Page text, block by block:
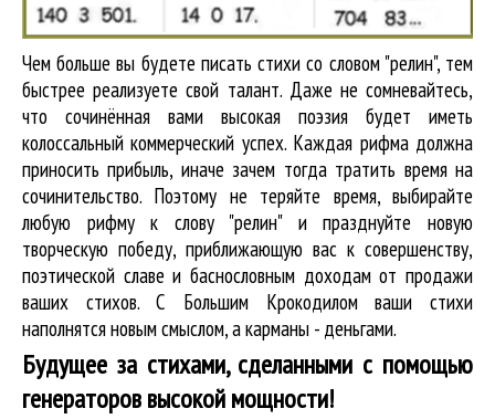
Чем больше вы будете писать стихи со словом "релин", тем
быстрее реализуете свой талант. Даже не сомневайтесь,
что сочинённая вами высокая поэзия будет иметь
колоссальный коммерческий успех. Каждая рифма должна
приносить прибыль, иначе зачем тогда тратить время на
сочинительство. Поэтому не теряйте время, выбирайте
любую рифму к слову "релин" и празднуйте новую
творческую победу, приближающую вас к совершенству,
поэтической славе и баснословным доходам от продажи
ваших стихов. С Большим Крокодилом ваши стихи
наполнятся новым смыслом, а карманы - деньгами.
Будущее за стихами, сделанными с помощью
генераторов высокой мощности!